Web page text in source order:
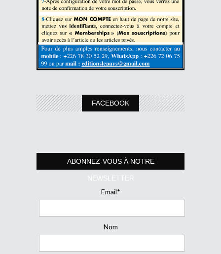
FACEBOOK
ABONNEZ-VOUS À NOTRE
NEWSLETTER
Email*
Nom